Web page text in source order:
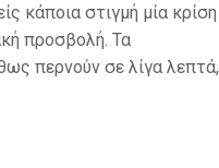
κάποια στιγμή μία κρίση
προσβολή. Τα
περνούν σε λίγα λεπτά,